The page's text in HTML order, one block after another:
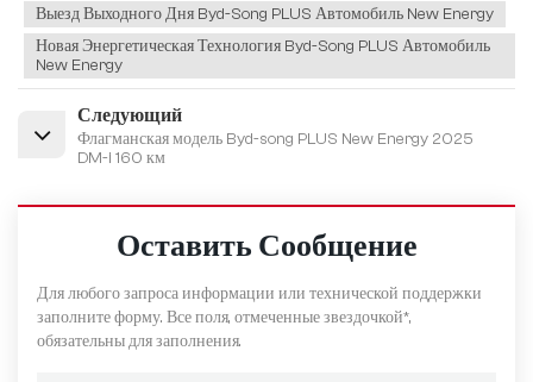
Выезд Выходного Дня Byd-Song PLUS Автомобиль New Energy
Новая Энергетическая Технология Byd-Song PLUS Автомобиль
New Energy
Следующий
Флагманская модель Byd-song PLUS New Energy 2025
DM-i 160 км
Оставить Сообщение
Для любого запроса информации или технической поддержки
заполните форму. Все поля, отмеченные звездочкой*,
обязательны для заполнения.